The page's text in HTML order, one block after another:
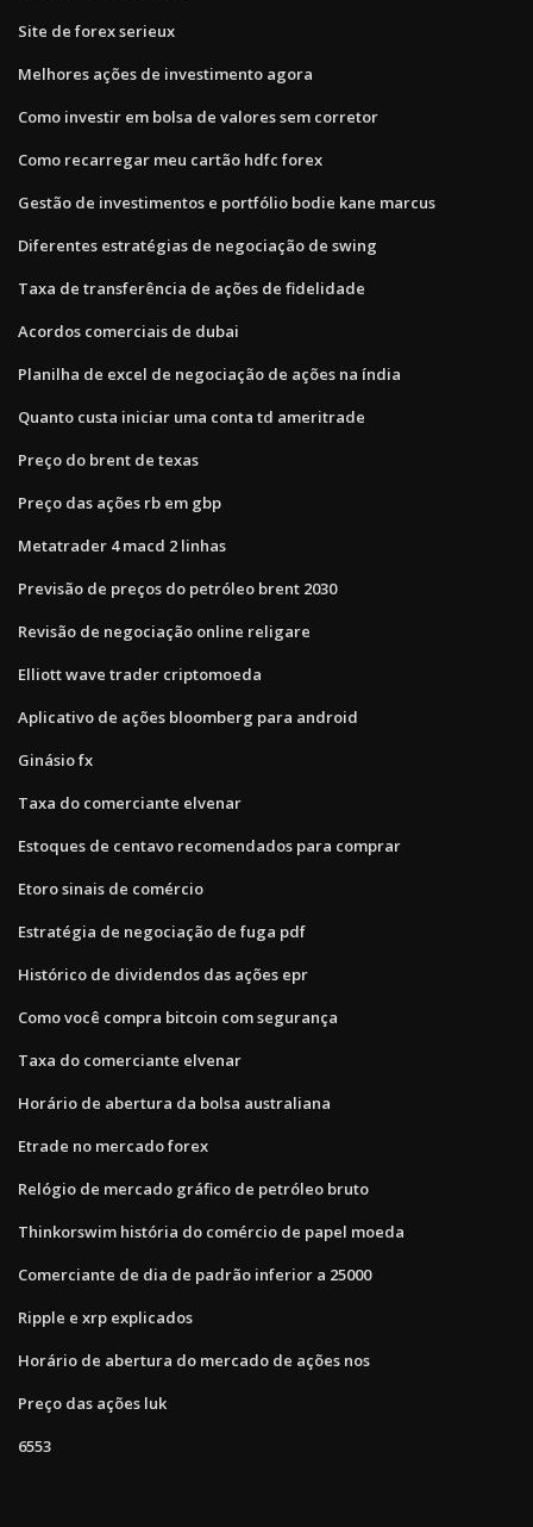
Site de forex serieux
Melhores ações de investimento agora
Como investir em bolsa de valores sem corretor
Como recarregar meu cartão hdfc forex
Gestão de investimentos e portfólio bodie kane marcus
Diferentes estratégias de negociação de swing
Taxa de transferência de ações de fidelidade
Acordos comerciais de dubai
Planilha de excel de negociação de ações na índia
Quanto custa iniciar uma conta td ameritrade
Preço do brent de texas
Preço das ações rb em gbp
Metatrader 4 macd 2 linhas
Previsão de preços do petróleo brent 2030
Revisão de negociação online religare
Elliott wave trader criptomoeda
Aplicativo de ações bloomberg para android
Ginásio fx
Taxa do comerciante elvenar
Estoques de centavo recomendados para comprar
Etoro sinais de comércio
Estratégia de negociação de fuga pdf
Histórico de dividendos das ações epr
Como você compra bitcoin com segurança
Taxa do comerciante elvenar
Horário de abertura da bolsa australiana
Etrade no mercado forex
Relógio de mercado gráfico de petróleo bruto
Thinkorswim história do comércio de papel moeda
Comerciante de dia de padrão inferior a 25000
Ripple e xrp explicados
Horário de abertura do mercado de ações nos
Preço das ações luk
6553